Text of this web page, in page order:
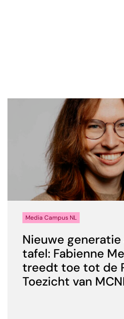
Media Campus NL
Nieuwe generatie
tafel: Fabienne
treedt toe tot de
Toezicht van